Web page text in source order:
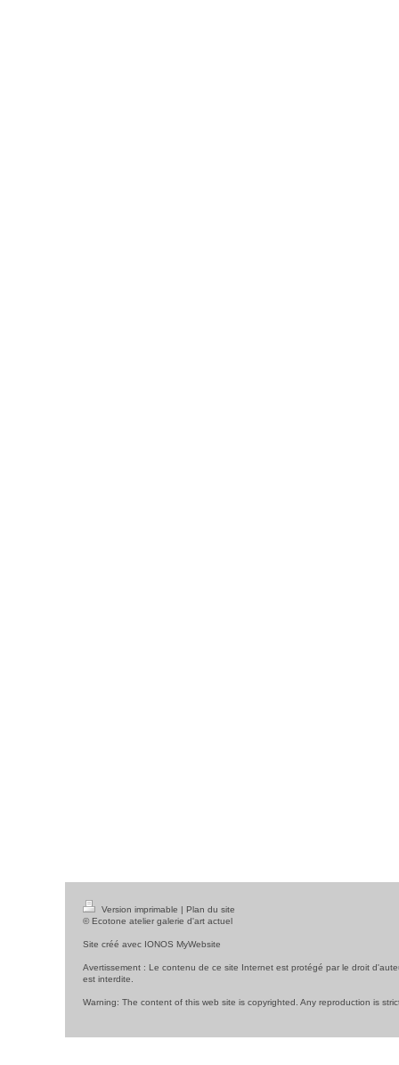
Version imprimable | Plan du site
© Ecotone atelier galerie d'art actuel
Site créé avec IONOS MyWebsite
Avertissement : Le contenu de ce site Internet est protégé par le droit
est interdite.
Warning: The content of this web site is copyrighted. Any reproduction is